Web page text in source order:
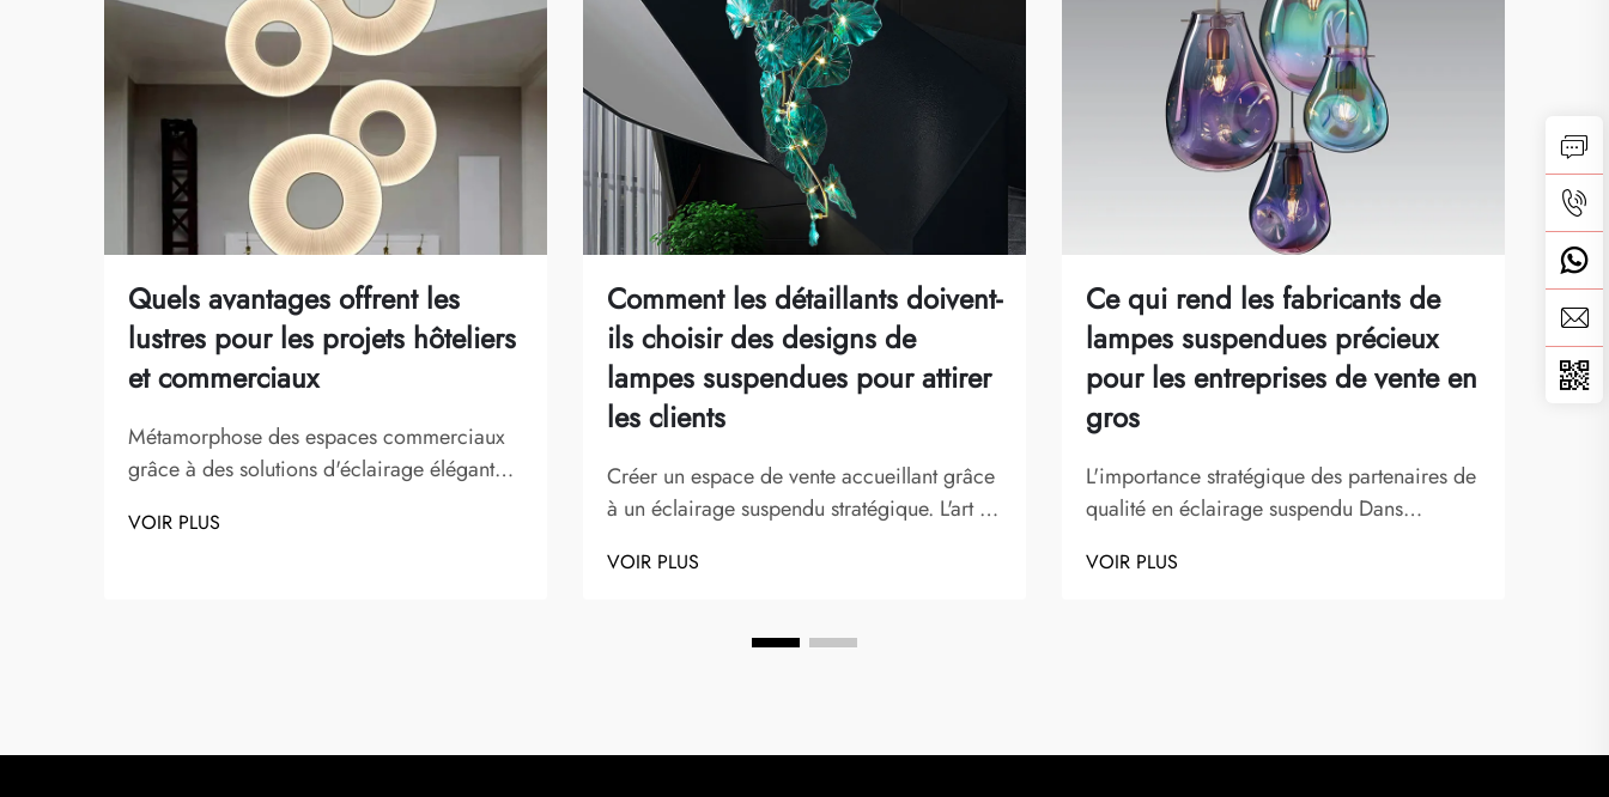
Quels avantages offrent les
lustres pour les projets hôteliers
et commerciaux
Métamorphose des espaces commerciaux
grâce à des solutions d'éclairage élégantes.
projets hôteliers et commerciaux est
VOIR PLUS
Comment les détaillants doivent-
ils choisir des designs de
lampes suspendues pour attirer
les clients
Créer un espace de vente accueillant grâce
à un éclairage suspendu stratégique. L'art de
considérablement évolué, les lampes
mise en forme de l'expérience client. Les
VOIR PLUS
Ce qui rend les fabricants de
lampes suspendues précieux
pour les entreprises de vente en
gros
L'importance stratégique des partenaires de
qualité en éclairage suspendu Dans
dynamique, les fabricants de lampes
VOIR PLUS